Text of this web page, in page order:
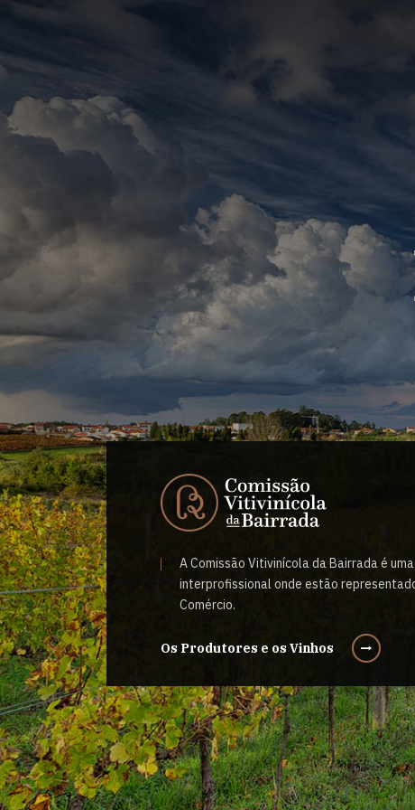
A Comissão Vitivinícola da Bairrada é
interprofissional onde estão
Comércio.
Os Produtores e os Vinhos